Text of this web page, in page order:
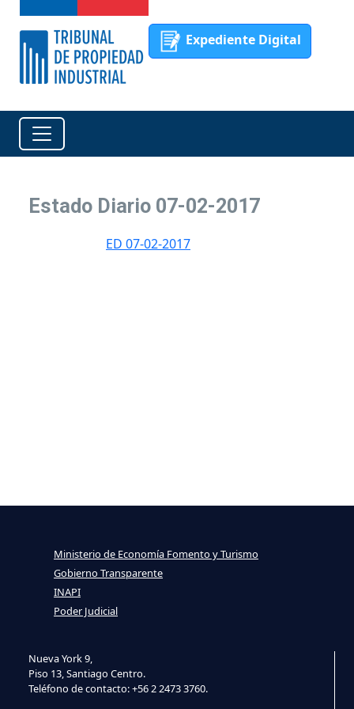
Expediente Digital
Estado Diario 07-02-2017
ED 07-02-2017
Nueva York 9,
Piso 13, Santiago Centro.
Teléfono de contacto: +56 2 2473 3760.
Ministerio de Economía Fomento y Turismo
Gobierno Transparente
INAPI
Poder Judicial